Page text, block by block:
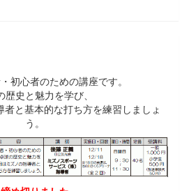
初心者のための講座です。
歴史と魅力を学び、
と基本的な打ち方を練習しましょ
う。